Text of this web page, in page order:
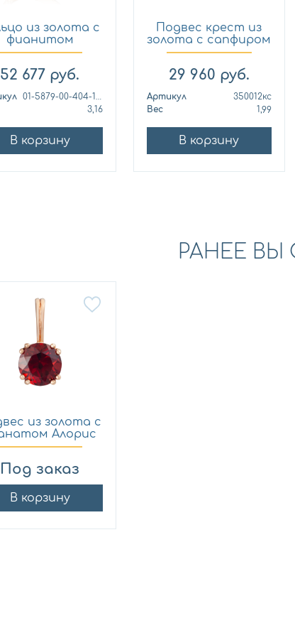
из золота с
фианитом
Платина 0...
52 677 руб.
01-5879-00-404-1110
3,16
В корзину
Подвес крест из
золота с сапфиром
Кло...
29 960 руб.
Артикул
350012кс
Вес
1,99
В корзину
РАНЕЕ ВЫ
из золота с
Алорис
03...
Под заказ
В корзину